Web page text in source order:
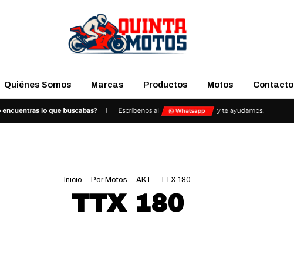
Quiénes Somos Marcas Productos Motos Contacto
Inicio . Por Motos . AKT . TTX 180
TTX 180